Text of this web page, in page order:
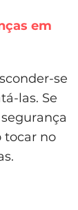
em
se
las. Se
tocar no